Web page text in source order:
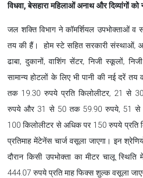
विधवा, बेसहारा महिलाओं अनाथ और दिव्यांगों को
जल शक्ति विभाग ने कॉमर्शियल उपभोक्ताओं
तय की हैं। होम स्टे सहित सरकारी संस्थाओं,
ढाबा, दुकानों, वाशिंग सेंटर, निजी स्कूलों,
सामान्य होटलों के लिए भी पानी की नई दरें
तक 19.30 रुपये प्रति किलोलीटर, 21 से
रुपये और 31 से 50 तक 59.90 रुपये, 51 से
100 किलोलीटर से अधिक पर 150 रुपये प्रति
प्रतिमाह मेंटेनेंस चार्ज वसूला जाएगा। इन
दौरान किसी उपभोक्ता का मीटर चालू स्थिति
444.07 रुपये प्रति माह फिक्स शुल्क वसूला